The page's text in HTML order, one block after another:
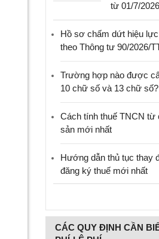
từ 01/7/2026
Hồ sơ chấm dứt hiệu
theo Thông tư 90/2026/
Trường hợp nào được
10 chữ số và 13 chữ số?
Cách tính thuế TNCN từ
sản mới nhất
Hướng dẫn thủ tục thay
đăng ký thuế mới nhất
CÁC QUY ĐỊNH CẦN